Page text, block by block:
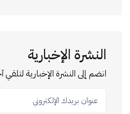
النشرة الإخبارية
انضم إلى النشرة الإخبارية لتلقي
عنوان بريدك الإلكتروني